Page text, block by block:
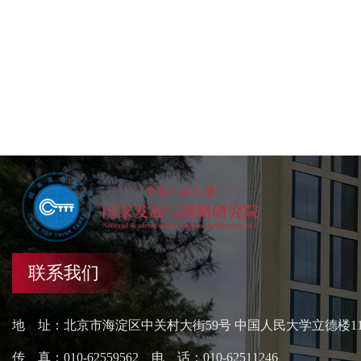
联系我们
地 址：北京市海淀区中关村大街59号 中国人民大学立德楼
传 真：010-62559562 电 话：010-62511246